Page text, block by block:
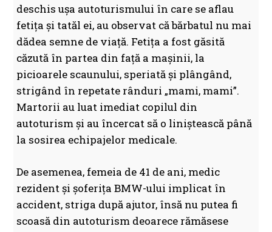
deschis ușa autoturismului în care se aflau
fetița și tatăl ei, au observat că bărbatul nu mai
dădea semne de viață. Fetița a fost găsită
căzută în partea din față a mașinii, la
picioarele scaunului, speriată și plângând,
strigând în repetate rânduri „mami, mami”.
Martorii au luat imediat copilul din
autoturism și au încercat să o liniștească până
la sosirea echipajelor medicale.
De asemenea, femeia de 41 de ani, medic
rezident și șoferița BMW-ului implicat în
accident, striga după ajutor, însă nu putea fi
scoasă din autoturism deoarece rămăsese